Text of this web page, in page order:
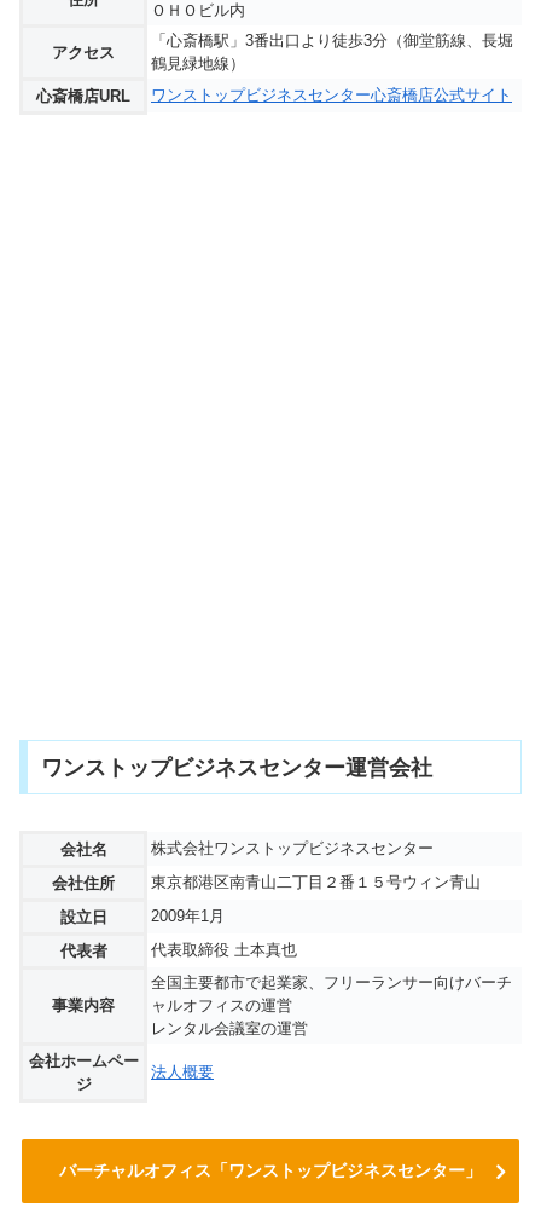
ＯＨＯビル内
アクセス
「心斎橋駅」3番出口より徒歩3分（御堂筋線、長堀
鶴見緑地線）
心斎橋店URL
ワンストップビジネスセンター心斎橋店公式サイト
ワンストップビジネスセンター運営会社
会社名
株式会社ワンストップビジネスセンター
会社住所
東京都港区南青山二丁目２番１５号ウィン青山
設立日
2009年1月
代表者
代表取締役 土本真也
事業内容
全国主要都市で起業家、フリーランサー向けバーチ
ャルオフィスの運営
レンタル会議室の運営
会社ホームペー
ジ
法人概要
バーチャルオフィス「ワンストップビジネスセンター」